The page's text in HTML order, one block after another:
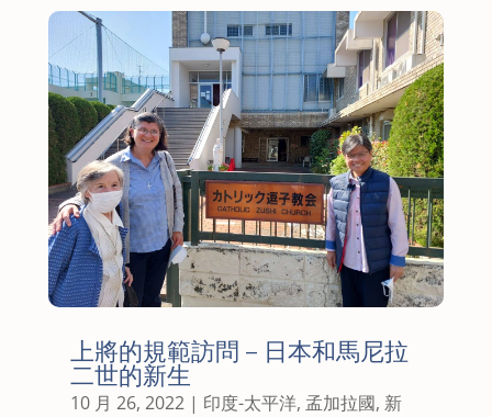
上將的規範訪問 – 日本和馬尼拉
二世的新生
10 月 26, 2022| 印度-太平洋, 孟加拉國, 新